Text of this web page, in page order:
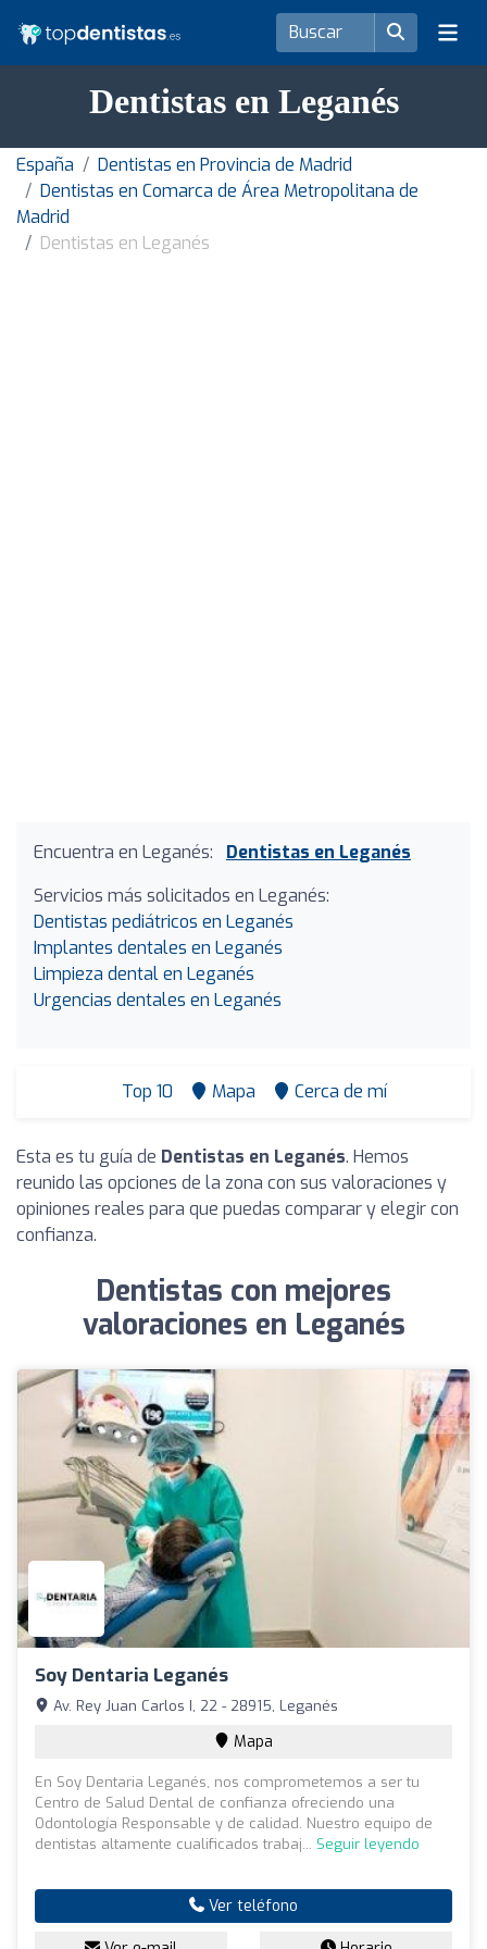
Dentistas en Leganés
España
Dentistas en Provincia de Madrid
Dentistas en Comarca de Área Metropolitana de
Madrid
Dentistas en Leganés
Encuentra en Leganés:
Dentistas en Leganés
Servicios más solicitados en Leganés:
Dentistas pediátricos en Leganés
Implantes dentales en Leganés
Limpieza dental en Leganés
Urgencias dentales en Leganés
Top 10 Mapa Cerca de mí
Esta es tu guía de Dentistas en Leganés. Hemos
reunido las opciones de la zona con sus valoraciones y
opiniones reales para que puedas comparar y elegir con
confianza.
Dentistas con mejores
valoraciones en Leganés
Soy Dentaria Leganés
Av. Rey Juan Carlos I, 22 - 28915, Leganés
Mapa
En Soy Dentaria Leganés, nos comprometemos a ser tu
Centro de Salud Dental de confianza ofreciendo una
Odontología Responsable y de calidad. Nuestro equipo de
dentistas altamente cualificados trabaj... Seguir leyendo
Ver teléfono